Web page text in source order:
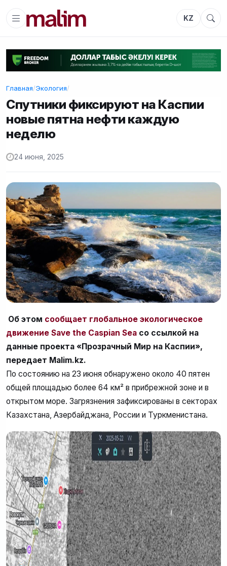
KZ
Главная/Экология/
Спутники фиксируют на Каспии
новые пятна нефти каждую
неделю
24 июня, 2025
Об этом сообщает глобальное экологическое
движение Save the Caspian Sea со ссылкой на
данные проекта «Прозрачный Мир на Каспии»,
передает Malim.kz.
По состоянию на 23 июня обнаружено около 40 пятен
общей площадью более 64 км² в прибрежной зоне и в
открытом море. Загрязнения зафиксированы в секторах
Казахстана, Азербайджана, России и Туркменистана.